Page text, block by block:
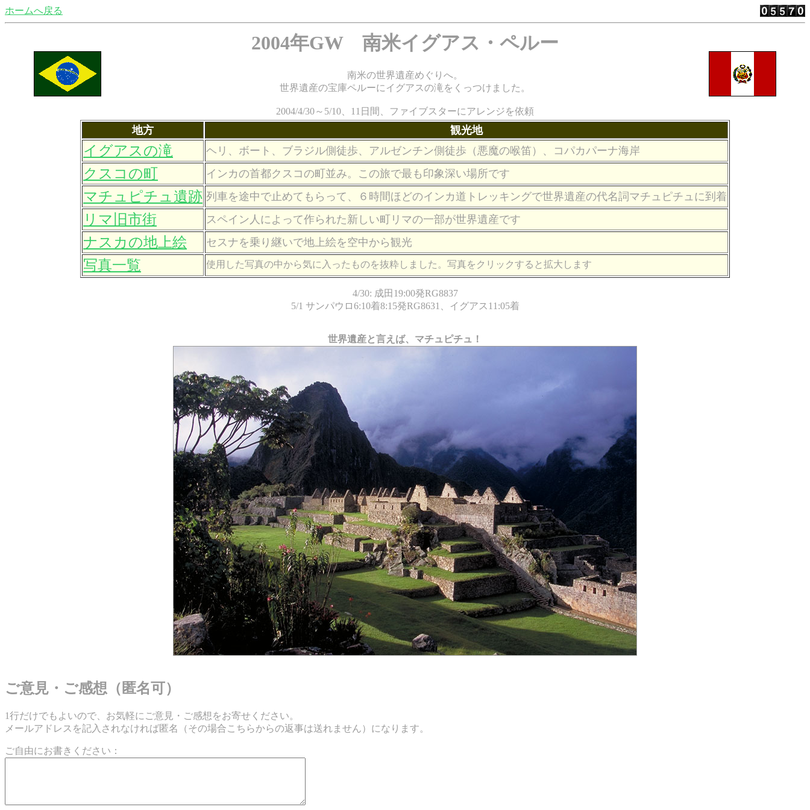
ホームへ戻る
2004年GW 南米イグアス・ペルー
南米の世界遺産めぐりへ。
世界遺産の宝庫ペルーにイグアスの滝をくっつけました。
2004/4/30～5/10、11日間、ファイブスターにアレンジを依頼
地方 観光地
イグアスの滝 ヘリ、ボート、ブラジル側徒歩、アルゼンチン側徒歩（悪魔の喉笛）、コパカパーナ海岸
クスコの町 インカの首都クスコの町並み。この旅で最も印象深い場所です
マチュピチュ遺跡 列車を途中で止めてもらって、６時間ほどのインカ道トレッキングで世界遺産の代名詞マチュピチュに到着
リマ旧市街 スペイン人によって作られた新しい町リマの一部が世界遺産です
ナスカの地上絵 セスナを乗り継いで地上絵を空中から観光
写真一覧 使用した写真の中から気に入ったものを抜粋しました。写真をクリックすると拡大します
4/30: 成田19:00発RG8837
5/1 サンパウロ6:10着8:15発RG8631、イグアス11:05着
世界遺産と言えば、マチュピチュ！
ご意見・ご感想（匿名可）
1行だけでもよいので、お気軽にご意見・ご感想をお寄せください。
メールアドレスを記入されなければ匿名（その場合こちらからの返事は送れません）になります。
ご自由にお書きください：